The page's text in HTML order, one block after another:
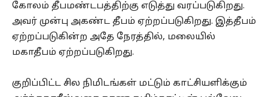
கோலம் தீபமண்டபத்திற்கு எடுத்து வரப்படுகிறது.
அவர் முன்பு அகண்ட தீபம் ஏற்றப்படுகிறது. இத்தீபம்
ஏற்றப்படுகின்ற அதே நேரத்தில், மலையில்
மகாதீபம் ஏற்றப்படுகிறது.
குறிப்பிட்ட சில நிமிடங்கள் மட்டும் காட்சியளிக்கும்